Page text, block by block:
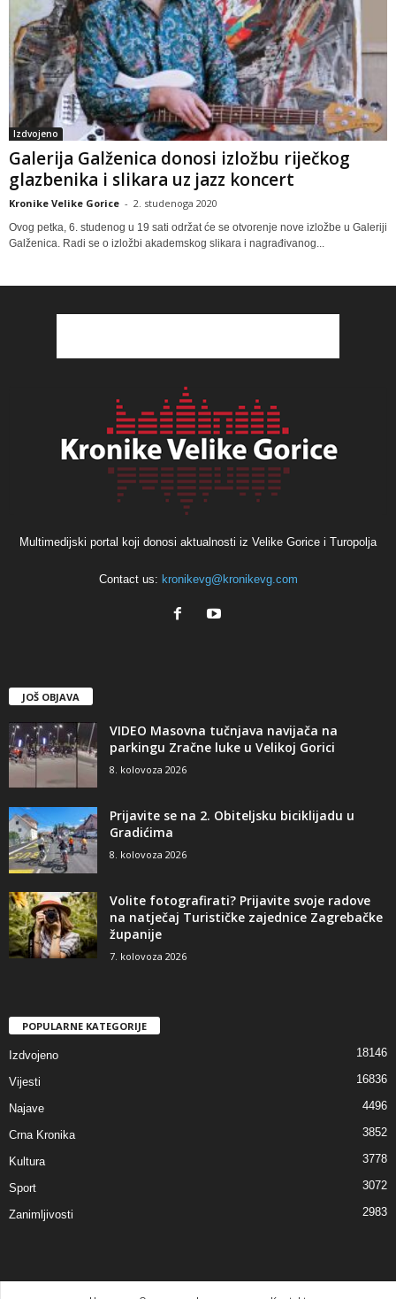
Izdvojeno
Galerija Galženica donosi izložbu riječkog
glazbenika i slikara uz jazz koncert
Kronike Velike Gorice - 2. studenoga 2020
Ovog petka, 6. studenog u 19 sati održat će se otvorenje nove izložbe u Galeriji
Galženica. Radi se o izložbi akademskog slikara i nagrađivanog...
Multimedijski portal koji donosi aktualnosti iz Velike Gorice i Turopolja
Contact us: kronikevg@kronikevg.com
JOŠ OBJAVA
VIDEO Masovna tučnjava navijača na
parkingu Zračne luke u Velikoj Gorici
8. kolovoza 2026
Prijavite se na 2. Obiteljsku biciklijadu u
Gradićima
8. kolovoza 2026
Volite fotografirati? Prijavite svoje radove
na natječaj Turističke zajednice Zagrebačke
županije
7. kolovoza 2026
POPULARNE KATEGORIJE
Izdvojeno 18146
Vijesti 16836
Najave 4496
Crna Kronika 3852
Kultura 3778
Sport 3072
Zanimljivosti 2983